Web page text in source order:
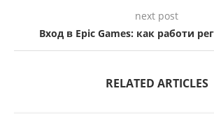
next post
Вход в Epic Games: как работи
RELATED ARTICLES